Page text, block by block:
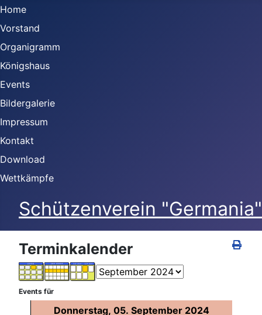
Home
Vorstand
Organigramm
Königshaus
Events
Bildergalerie
Impressum
Kontakt
Download
Wettkämpfe
Schützenverein
Terminkalender
Events für
Donnerstag, 05. September 2024